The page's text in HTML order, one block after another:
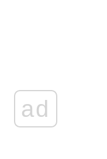
ad